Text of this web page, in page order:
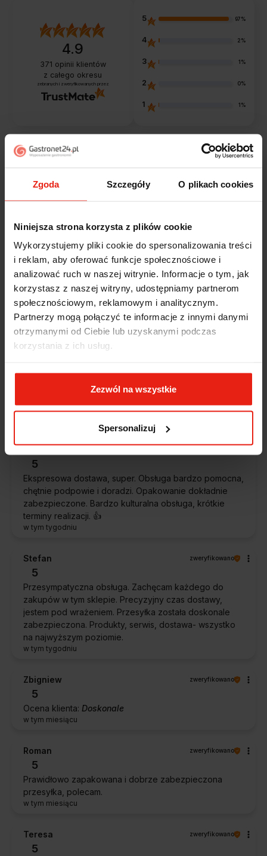
Zgoda Szczegóły O plikach cookies
Niniejsza strona korzysta z plików cookie
Wykorzystujemy pliki cookie do spersonalizowania treści
i reklam, aby oferować funkcje społecznościowe i
analizować ruch w naszej witrynie. Informacje o tym, jak
korzystasz z naszej witryny, udostępniamy partnerom
społecznościowym, reklamowym i analitycznym.
Partnerzy mogą połączyć te informacje z innymi danymi
otrzymanymi od Ciebie lub uzyskanymi podczas
korzystania z ich usług.
Zezwól na wszystkie
Spersonalizuj
4.9
371 opinii klientów
z całego okresu
zebranych i zweryfikowanych przez
5 97%
4 2%
3 1%
2 0%
1 1%
Alicja zweryfikowano
5
Jestem zaskoczona, że ta paczka dotarła do mnie tak
szybko. Paczka dotarła cała i zdrowa. Szybko,
sprawnie, bez problemów. Bardzo pomocna obsługa
dzisiaj
Magdalena
oczekiwaniami. Sprzedawca profesjonalny i godny
polecenia 👍️👍️👍️👍️👍️👍️👍️
5
Ekspresowa dostawa, super. Obsługa bardzo pomocna,
chętnie podpowie i doradzi. Opakowanie dokładnie
zabezpieczone. Bardzo kulturalna obsługa, krótkie
terminy realizacji. 👍️
w tym tygodniu
Stefan zweryfikowano
5
Przesympatyczna obsługa. Zachęcam każdego do
zakupów w tym sklepie. Precyzyjny czas dostawy,
jestem pod wrażeniem. Przesyłka została doskonale
zabezpieczona. Produkty, serwis, dostawa- wszystko
na najwyższym poziomie.
w tym tygodniu
Zbigniew zweryfikowano
5
Ocena klienta: Doskonale
w tym miesiącu
Roman zweryfikowano
5
Prawidłowo zapakowana i dobrze zabezpieczona
przesyłka, polecam.
w tym miesiącu
Teresa zweryfikowano
5